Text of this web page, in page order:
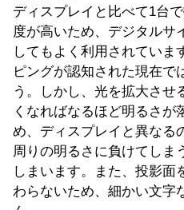
ディスプレイと比べて1台
度が高いため、デジタルサ
してもよく利用されていま
ピングが認知された現在で
う。しかし、光を拡大させ
くなればなるほど明るさが
め、ディスプレイと異なる
周りの明るさに負けてしま
しまいます。また、投影面
わらないため、細かい文字